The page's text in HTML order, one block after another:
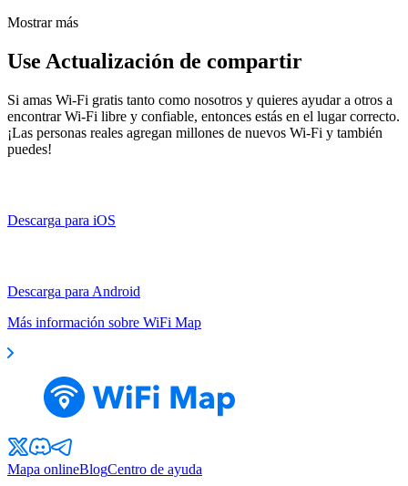
Mostrar más
Use Actualización de compartir
Si amas Wi-Fi gratis tanto como nosotros y quieres ayudar a otros a
encontrar Wi-Fi libre y confiable, entonces estás en el lugar correcto.
¡Las personas reales agregan millones de nuevos Wi-Fi y también
puedes!
Descarga para iOS
Descarga para Android
Más información sobre WiFi Map
Mapa onlineBlogCentro de ayuda